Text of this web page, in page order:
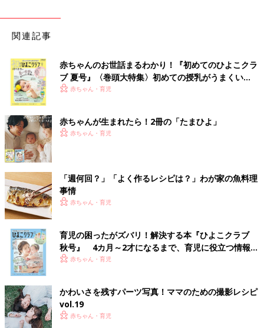
関連記事
赤ちゃんのお世話まるわかり！『初めてのひよこクラ
ブ 夏号』〈巻頭大特集〉初めての授乳がうまくい
く！ おっぱい・ミルクの基本と夏のトラブル 解決テ
赤ちゃん・育児
赤ちゃんが生まれたら！2冊の「たまひよ」
赤ちゃん・育児
「週何回？」「よく作るレシピは？」わが家の魚料理
事情
赤ちゃん・育児
育児の困ったがズバリ！解決する本『ひよこクラブ
秋号』 4カ月～2才になるまで、育児に役立つ情報が
いっぱい！
赤ちゃん・育児
かわいさを残すパーツ写真！ママのための撮影レシピ
vol.19
赤ちゃん・育児